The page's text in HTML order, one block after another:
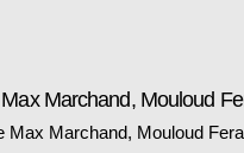
Max Marchand, Mouloud